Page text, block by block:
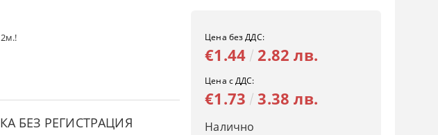
БЕЗ РЕГИСТРАЦИЯ
Цена без ДДС:
€1.44 2.82 лв.
Цена с ДДС:
€1.73 3.38 лв.
Налично